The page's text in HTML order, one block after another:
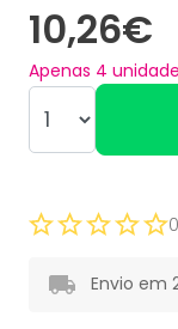
10,26€
Apenas 4
0
Envio em